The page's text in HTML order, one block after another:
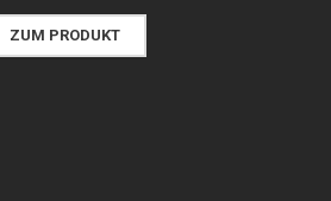
ZUM PRODUKT